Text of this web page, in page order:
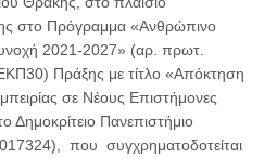
στο Πρόγραμμα «Ανθρώπινο
2021-2027» (αρ. πρωτ.
Πράξης με τίτλο «Απόκτηση
σε Νέους Επιστήμονες
Δημοκρίτειο Πανεπιστήμιο
που συγχρηματοδοτείται